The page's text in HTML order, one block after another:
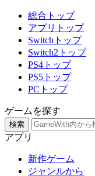
総合トップ
アプリトップ
Switchトップ
Switch2トップ
PS4トップ
PS5トップ
PCトップ
ゲームを探す
検索
アプリ
新作ゲーム
ジャンルから